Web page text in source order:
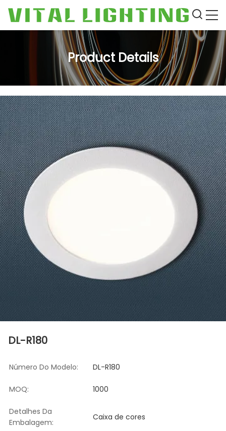
Product Details
DL-R180
Número Do Modelo: DL-R180
MOQ: 1000
Detalhes Da
Embalagem:
Caixa de cores